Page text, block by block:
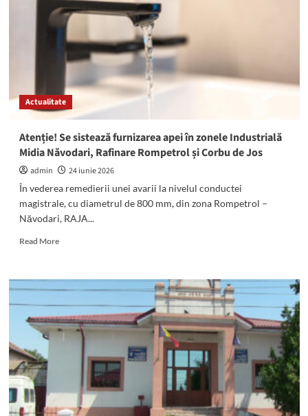
a
municipiului
Constanța
Actualitate
Atenție! Se sistează furnizarea apei în zonele Industrială
Midia Năvodari, Rafinare Rompetrol și Corbu de Jos
admin
24 iunie 2026
În vederea remedierii unei avarii la nivelul conductei
magistrale, cu diametrul de 800 mm, din zona Rompetrol –
Năvodari, RAJA...
Read MoreRead
Atenție!
Se
sistează
furnizarea
apei
Industrială
Năvodari,
Rafinare